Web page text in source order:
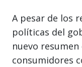
A pesar de los
políticas del
nuevo
consumidores